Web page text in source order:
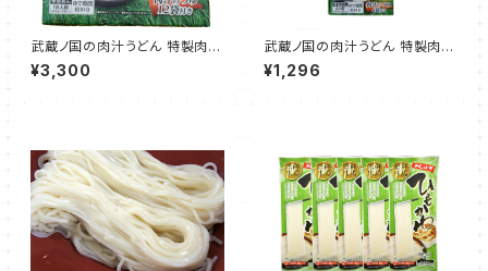
武蔵ノ国の肉汁うどん 特製肉汁
のつゆ付き 箱入り ６袋セット 12
人前
¥3,300
武蔵ノ国の肉汁うどん 特製肉汁
のつゆ付き 箱入り ２袋セット ４
人前
¥1,296